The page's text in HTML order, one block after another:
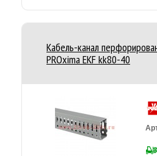
Кабель-канал
PROxima EKF kk80-40